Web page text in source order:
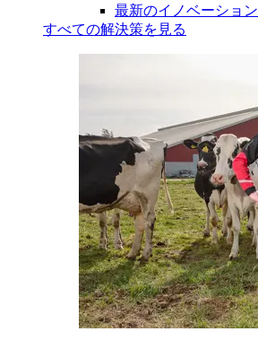
最新のイノベーション
すべての解決策を見る